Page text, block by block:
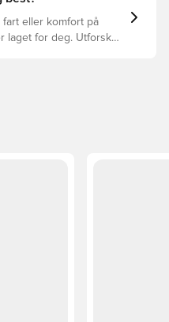
eller komfort på
laget for deg. Utforsk